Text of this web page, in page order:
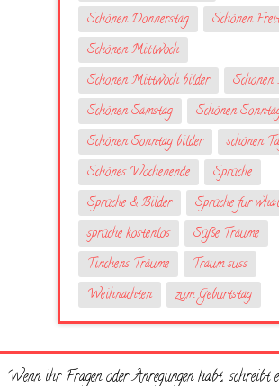
Schönen Donnerstag
Schönen
Schönen Mittwoch
Schönen Mittwoch bilder
Schönen Samstag
Schönen
Schönen Sonntag bilder
schönen
Schönes Wochenende
Sprüche
Sprüche & Bilder
Sprüche fur
sprüche kostenlos
Süße Träume
Tinchens Träume
Traum suss
Weihnachten
zum Geburtstag
Wenn ihr Fragen oder Anregungen habt, schreibt